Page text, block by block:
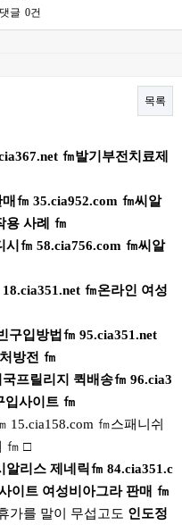
댓글 0건
목록
㎙발기부전치료제
㎙ 35.cia952.com ㎙씨알
용 사례 ㎙
㎙ 58.cia756.com ㎙씨알
㎙온라인 여성
구입방법㎙ 95.cia351.net
방전 ㎙
프릴리지 퀵배송㎙ 96.cia3
입사이트 ㎙
15.cia158.com ㎙스패니쉬
㎙ □
알리스 제네릭㎙ 84.cia351.c
이트 여성비아그라 판매 ㎙
가를 말이 무섭고도 인도정